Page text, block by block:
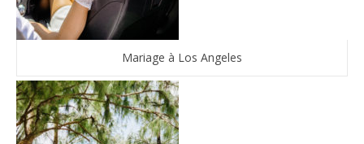
Mariage à Los Angeles